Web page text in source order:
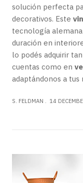
solución perfecta
decorativos. Este
tecnología
duración en
lo podés adquirir
cuentas como en
adaptándonos a tus
S. FELDMAN 14